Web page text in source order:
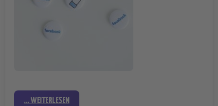
... WEITERLESEN